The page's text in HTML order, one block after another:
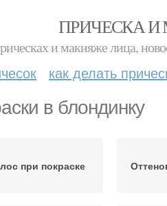
ПРИЧЕСКА
и макияже лица,
как делать
в блондинку
при покраске